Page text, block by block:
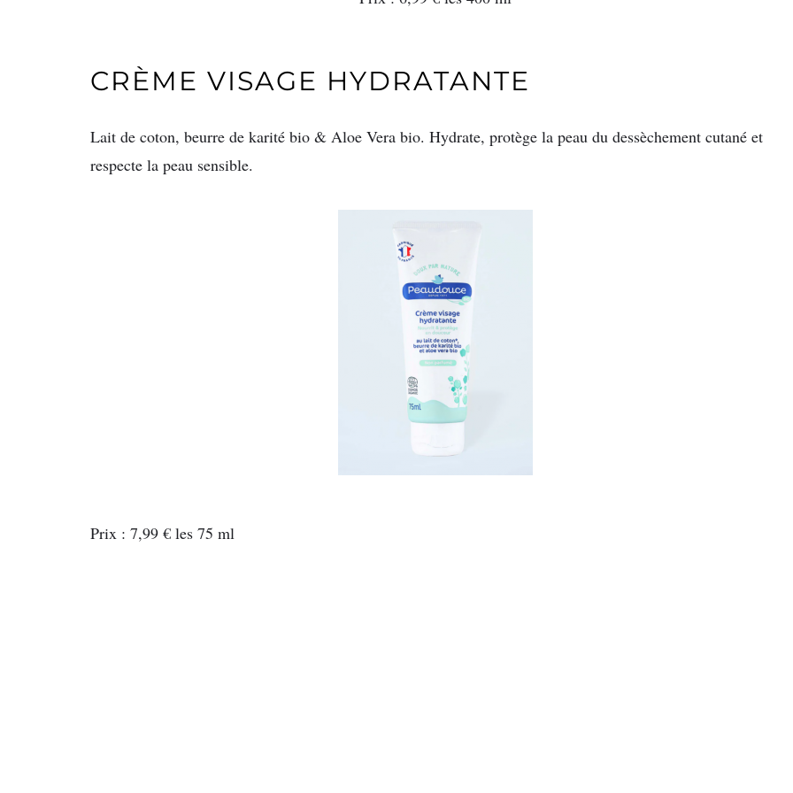
CRÈME VISAGE HYDRATANTE
Lait de coton, beurre de karité bio & Aloe Vera bio. Hydrate, protège la peau du dessèchement cutané et
respecte la peau sensible.
Prix : 7,99 € les 75 ml